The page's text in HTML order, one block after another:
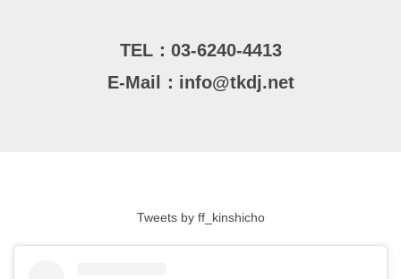
TEL： 03-6240-4413
E-Mail： info@tkdj.net
Tweets by ff_kinshicho